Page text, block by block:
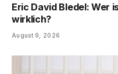
Eric David Bledel: Wer
wirklich?
August 9, 2026